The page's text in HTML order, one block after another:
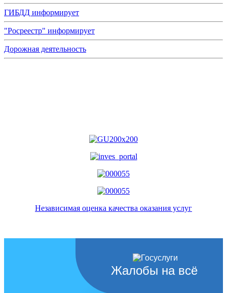
ГИБДД информирует
"Росреестр" информирует
Дорожная деятельность
Независимая оценка качества оказания услуг
Жалобы на всё